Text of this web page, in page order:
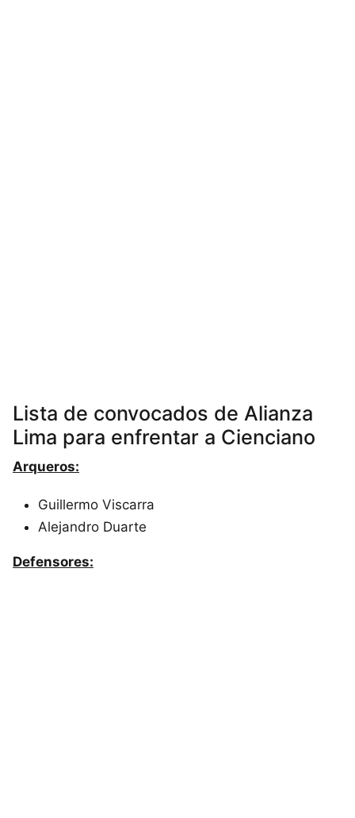
Lista de convocados de Alianza
Lima para enfrentar a Cienciano
Arqueros:
Guillermo Viscarra
Alejandro Duarte
Defensores: